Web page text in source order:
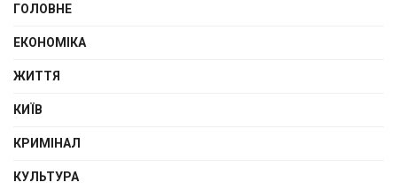
ГОЛОВНЕ
ЕКОНОМІКА
ЖИТТЯ
КИЇВ
КРИМІНАЛ
КУЛЬТУРА